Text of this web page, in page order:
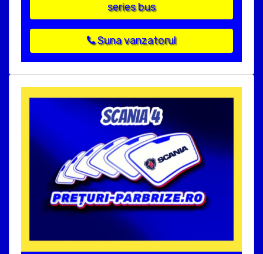
series bus
Suna vanzatorul